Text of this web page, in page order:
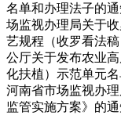
名单和办理法子的
场监视办理局关于
艺规程（收罗看法
公厅关于发布农业
化扶植）示范单元
河南省市场监视办
监管实施方案》的